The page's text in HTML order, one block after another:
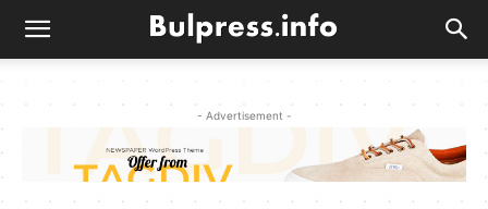
- Advertisement -